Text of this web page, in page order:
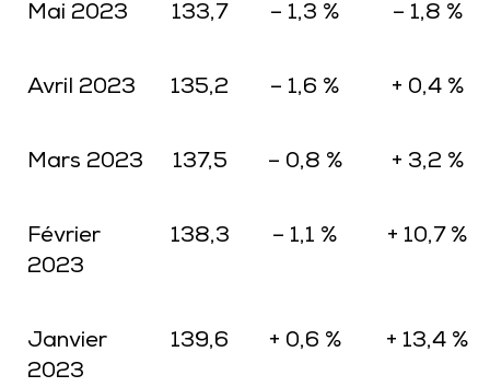
Mai 2023 133,7 – 1,3 % – 1,8 %
Avril 2023 135,2 – 1,6 % + 0,4 %
Mars 2023 137,5 – 0,8 % + 3,2 %
Février
2023
138,3 – 1,1 % + 10,7 %
Janvier
2023
139,6 + 0,6 % + 13,4 %